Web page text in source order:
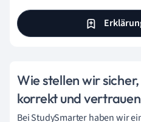
Wie stellen wir
korrekt und
Bei StudySmarter haben wir